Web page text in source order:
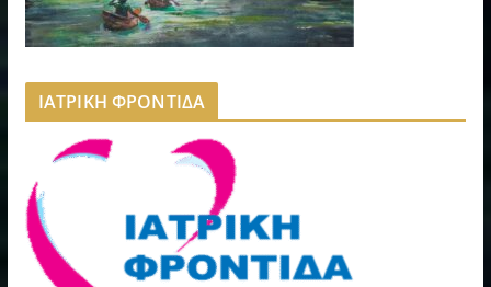
ΙΑΤΡΙΚΗ ΦΡΟΝΤΙΔΑ